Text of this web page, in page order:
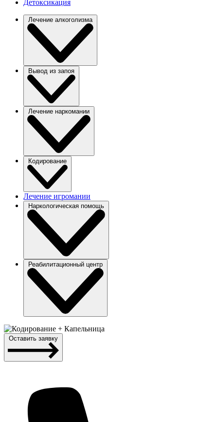
Детоксикация
Лечение алкоголизма
Вывод из запоя
Лечение наркомании
Кодирование
Лечение игромании
Наркологическая помощь
Реабилитационный центр
Оставить заявку